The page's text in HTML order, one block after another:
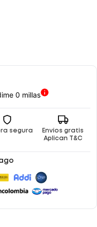
0 millas
segura
Envíos gratis
Aplican T&C